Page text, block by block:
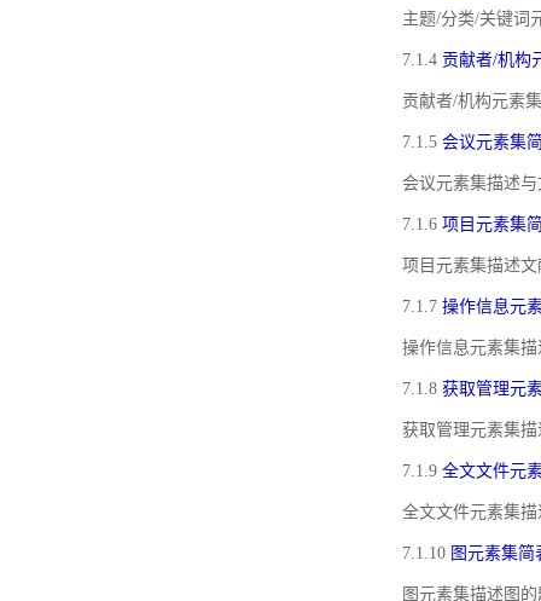
主题/分类/关键词
7.1.4 贡献者/机构
贡献者/机构元素
7.1.5 会议元素集
会议元素集描述
7.1.6 项目元素集
项目元素集描述
7.1.7 操作信息元
操作信息元素集
7.1.8 获取管理元
获取管理元素集
7.1.9 全文文件元
全文文件元素集
7.1.10 图元素集简
图元素集描述图